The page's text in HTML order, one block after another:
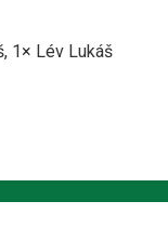
1× Lév Lukáš